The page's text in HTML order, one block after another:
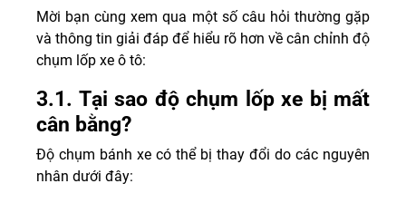
Mời bạn cùng xem qua một số câu hỏi thường gặp
và thông tin giải đáp để hiểu rõ hơn về cân chỉnh độ
chụm lốp xe ô tô:
3.1. Tại sao độ chụm lốp xe bị mất
cân bằng?
Độ chụm bánh xe có thể bị thay đổi do các nguyên
nhân dưới đây: